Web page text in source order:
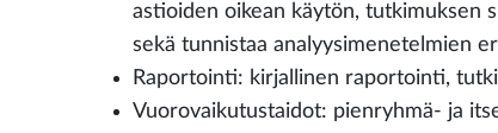
astioiden oikean käytön, tutkimuksen
sekä tunnistaa analyysimenetelmien
Raportointi: kirjallinen raportointi,
Vuorovaikutustaidot: pienryhmä- ja